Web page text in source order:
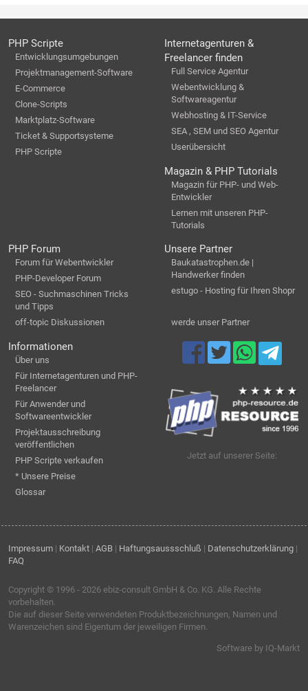
PHP Scripte
Entwicklungsumgebungen
Projektmanagement-Software
E-Commerce
Clone-Scripts
Marktplatz-Software
Ticket & Supportsysteme
PHP Scripte
Internetagenturen &
Freelancer finden
Full Service Agentur
Webentwicklung &
Softwareagentur
Webhosting & IT-Service
SEA , SEM und SEO Agentur
Userübersicht
Magazin & PHP Tutorials
Magazin für PHP- und Web-
Entwickler
Lernen mit unseren PHP-
Tutorials
PHP Forum
Forum für Webentwickler
PHP-Developer Forum
SEO - Suchmaschinen Tricks
und Tipps
off-topic Diskussionen
Unsere Partner
Baukatastrophen.de |
Handwerker finden
estugo - Hosting für Ihren Shopr
werde unser Partner
Informationen
Über uns
Für Internetagenturen und PHP-
Freelancer
Für Anwender und
Softwareentwickler
Projektausschreibung
veröffentlichen
PHP Scripte verkaufen
* Unsere Preise
Glossar
Jetzt auf unserer Seite:
Impressum | Kontakt | AGB | Haftungsaussschluß | Datenschutzerklärung |
FAQ
Copyright © 1996 - 2026 ebiz-consult GmbH & Co. KG. Alle Rechte
vorbehalten.
Die auf dieser Seite verwendeten Produktbezeichnungen, Namen und
Warenzeichen sind Eigentum der jeweiligen Firmen.
Software by IQ-Markt